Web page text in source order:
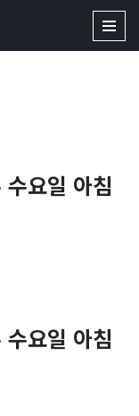
요일 아침
요일 아침